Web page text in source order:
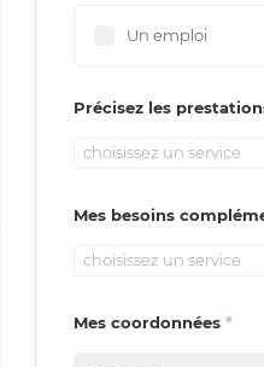
Un emploi
Précisez les
choisissez un service
Mes besoins
choisissez un service
Mes coordonnées